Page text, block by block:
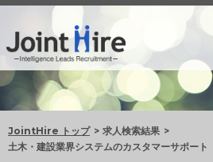
JointHire トップ
求人検索結果
土木・建設業界システムのカスタマーサポート